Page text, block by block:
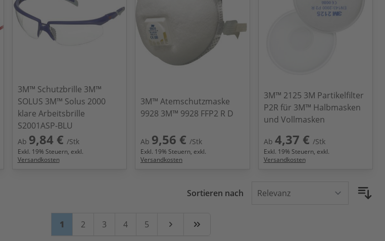
3M™ Schutzbrille 3M™
SOLUS 3M™ Solus 2000
klare Arbeitsbrille
S2001ASP-BLU
Ab 9,84 € /Stk
Exkl. 19% Steuern, exkl.
Versandkosten
3M™ Atemschutzmaske
9928 3M™ 9928 FFP2 R D
Ab 9,56 € /Stk
Exkl. 19% Steuern, exkl.
Versandkosten
3M™ 2125 3M Partikelfilter
P2R für 3M™ Halbmasken
und Vollmasken
Ab 4,37 € /Stk
Exkl. 19% Steuern, exkl.
Versandkosten
Sortieren nach
Sie lesen gerade Seite
1 Seite
2 Seite
3 Seite
4 Seite
5 Weiter Zuletzt